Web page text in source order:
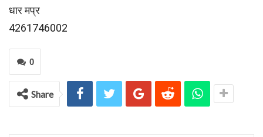
धार मप्र
4261746002
0
Share